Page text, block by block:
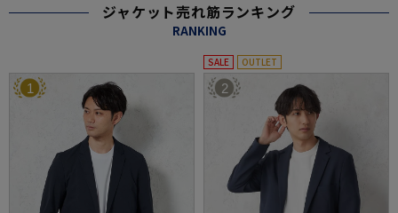
ジャケット売れ筋ランキング
RANKING
1
SALE OUTLET
2